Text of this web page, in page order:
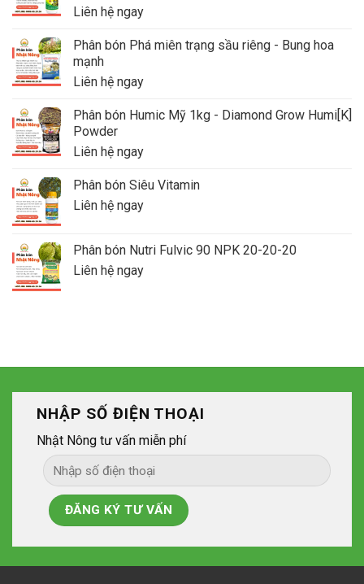
Liên hệ ngay
Phân bón Phá miên trạng sầu riêng - Bung hoa
mạnh
Liên hệ ngay
Phân bón Humic Mỹ 1kg - Diamond Grow Humi[K]
Powder
Liên hệ ngay
Phân bón Siêu Vitamin
Liên hệ ngay
Phân bón Nutri Fulvic 90 NPK 20-20-20
Liên hệ ngay
NHẬP SỐ ĐIỆN THOẠI
Nhật Nông tư vấn miễn phí